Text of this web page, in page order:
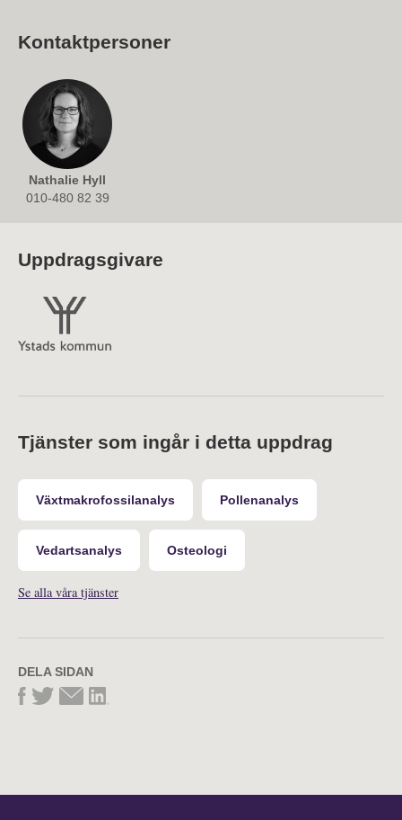
Kontaktpersoner
Nathalie Hyll
010-480 82 39
Uppdragsgivare
Tjänster som ingår i detta uppdrag
Växtmakrofossilanalys Pollenanalys
Vedartsanalys Osteologi
Se alla våra tjänster
DELA SIDAN